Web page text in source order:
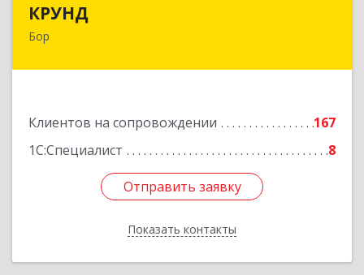
КРУНД
Бор
Клиентов на сопровождении
167
1С:Специалист
8
Отправить заявку
Показать контакты
Отправить заявку
Назад